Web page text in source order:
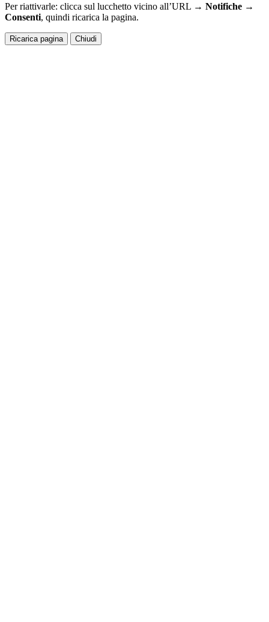
Per riattivarle: clicca sul lucchetto vicino all’URL → Notifiche →
Consenti, quindi ricarica la pagina.
Ricarica pagina Chiudi